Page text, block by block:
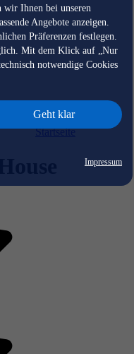
wir Ihnen bei unseren
Angebote anzeigen.
Präferenzen festlegen.
Mit dem Klick auf „Nur
notwendige Cookies
Geht klar
Impressum
Startseite